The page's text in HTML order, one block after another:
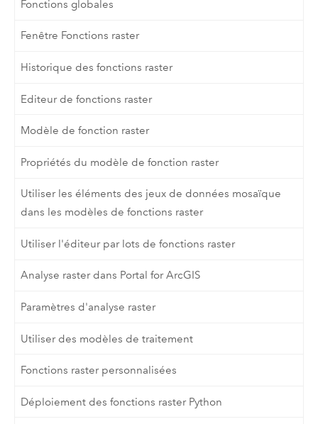
Fonctions globales
Fenêtre Fonctions raster
Historique des fonctions raster
Editeur de fonctions raster
Modèle de fonction raster
Propriétés du modèle de fonction raster
Utiliser les éléments des jeux de données mosaïque
dans les modèles de fonctions raster
Utiliser l'éditeur par lots de fonctions raster
Analyse raster dans Portal for ArcGIS
Paramètres d'analyse raster
Utiliser des modèles de traitement
Fonctions raster personnalisées
Déploiement des fonctions raster Python